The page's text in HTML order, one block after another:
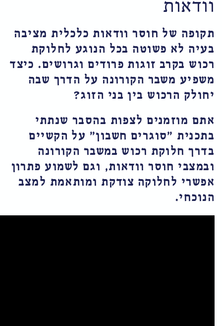
וודאות כלכלית מציבה
בכל הנוגע לחלוקת
פרודים וגרושים. כיצד
הקורונה על הדרך שבה
בין בני הזוג?
לצפות בהסבר שנתתי
חשבון" על הקשיים
רכוש במשבר הקורונה
וודאות, וגם לשמוע פתרון
צודקת ומותאמת למצב